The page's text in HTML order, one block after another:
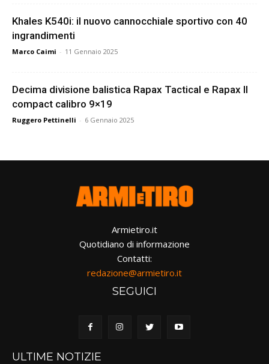
Khales K540i: il nuovo cannocchiale sportivo con 40
ingrandimenti
Marco Caimi - 11 Gennaio 2025
Decima divisione balistica Rapax Tactical e Rapax II
compact calibro 9×19
Ruggero Pettinelli - 6 Gennaio 2025
Armietiro.it
Quotidiano di informazione
Contatti:
redazione@armietiro.it
SEGUICI
ULTIME NOTIZIE